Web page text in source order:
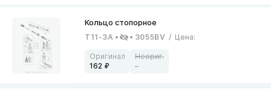
T11-3A 3055BV / Цена:
162 –